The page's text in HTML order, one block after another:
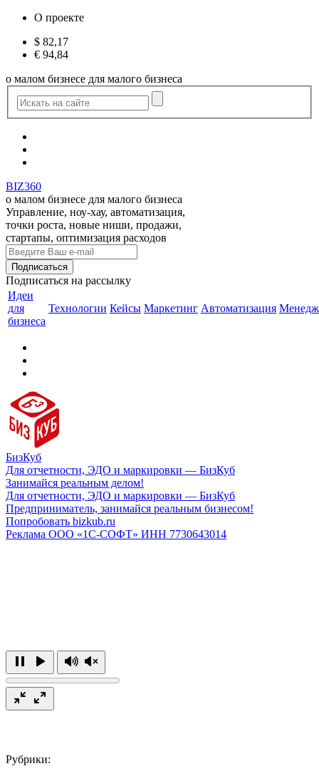
О проекте
$ 82,17
€ 94,84
о малом бизнесе для малого бизнеса
BIZ360
о малом бизнесе для малого бизнеса
Управление, ноу-хау, автоматизация,
точки роста, новые ниши, продажи,
стартапы, оптимизация расходов
Подписаться на рассылку
Идеи
для
бизнеса
Технологии Кейсы Маркетинг Автоматизация
БизКуб
Для отчетности, ЭДО и маркировки — БизКуб
Занимайся реальным делом!
Для отчетности, ЭДО и маркировки — БизКуб
Предприниматель, занимайся реальным бизнесом!
Попробовать bizkub.ru
Реклама ООО «1С-СОФТ» ИНН 7730643014
Рубрики: